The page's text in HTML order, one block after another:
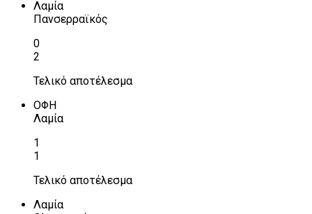
Λαμία
Πανσερραϊκός
0
2
Τελικό αποτέλεσμα
ΟΦΗ
Λαμία
1
1
Τελικό αποτέλεσμα
Λαμία